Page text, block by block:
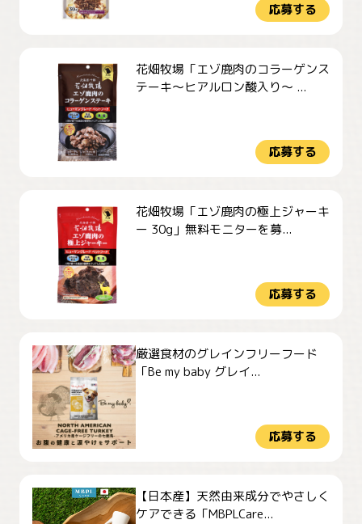
応募する
花畑牧場「エゾ鹿肉のコラーゲンス
テーキ～ヒアルロン酸入り～ ...
応募する
花畑牧場「エゾ鹿肉の極上ジャーキ
ー 30g」無料モニターを募...
応募する
厳選食材のグレインフリーフード
「Be my baby グレイ...
応募する
【日本産】天然由来成分でやさしく
ケアできる「MBPLCare...